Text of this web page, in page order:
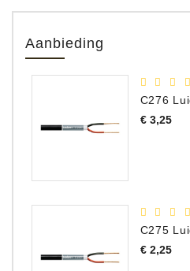
Aanbieding
€ 3,25Prijs
€ 2,25Prijs